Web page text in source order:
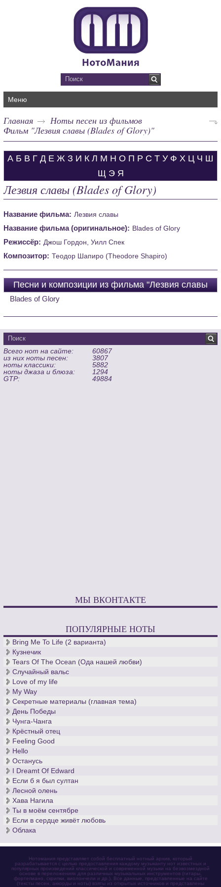
Меню
Главная
Ноты песен из фильмов
Фильм "Лезвия славы (Blades of Glory)"
А Б В Г Д Е Ж З И К Л М Н О П Р С Т У Ф Х Ц Ч Ш
Щ Э Я
Лезвия славы (Blades of Glory)
Название фильма: Лезвия славы
Название фильма (оригинальное): Blades of Glory
Режиссёр: Джош Гордон, Уилл Спек
Композитор: Теодор Шапиро (Theodore Shapiro)
Песни и композиции из фильма "Лезвия славы
Blades of Glory
Всего нот на сайте:
60867
из них ноты песен:
3807
ноты классики:
5882
ноты джаза и блюза:
1294
GTP:
49884
МЫ ВКОНТАКТЕ
ПОПУЛЯРНЫЕ НОТЫ
Bring Me To Life (2 варианта)
Кузнечик
Tears Of The Ocean (Ода нашей любви)
Случайный вальс
Love of my life
My Way
Секретные материалы (главная тема)
День Победы
Чунга-Чанга
Крёстный отец
Feeling Good
Hello
Останусь
I Dreamt Of Edward
Если б я был султан
Лесной олень
Хава Нагила
Ты в моём сентябре
Если в сердце живёт любовь
Облака
Нотомания представляет собой бесплатный нотный архив, который
разрабатывается с целью предоставления каждому музыканту нот известных и
популярных произведений классической и современной музыки на безвозмездной
основе в переложениях для различных музыкальных инструментов (гитары,
фортепиано, скрипки, виолончели и др.). Все данные, представленные на сайте
(тексты песен, аккорды и ноты) взяты из открытых источников и представлены